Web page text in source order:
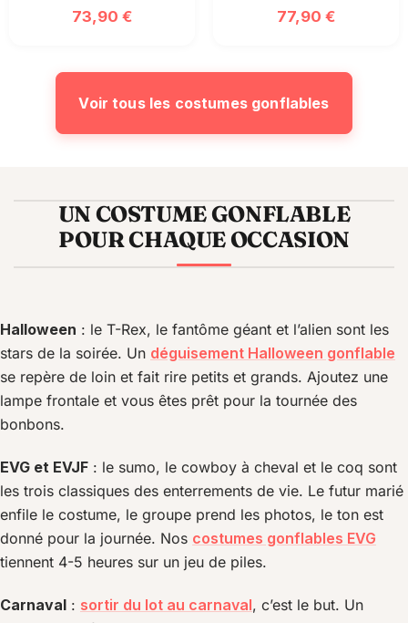
73,90 € 77,90 €
Voir tous les costumes gonflables
UN COSTUME GONFLABLE
POUR CHAQUE OCCASION
Halloween : le T-Rex, le fantôme géant et l’alien sont les
stars de la soirée. Un déguisement Halloween gonflable
se repère de loin et fait rire petits et grands. Ajoutez une
lampe frontale et vous êtes prêt pour la tournée des
bonbons.
EVG et EVJF : le sumo, le cowboy à cheval et le coq sont
les trois classiques des enterrements de vie. Le futur marié
enfile le costume, le groupe prend les photos, le ton est
donné pour la journée. Nos costumes gonflables EVG
tiennent 4-5 heures sur un jeu de piles.
Carnaval : sortir du lot au carnaval, c’est le but. Un